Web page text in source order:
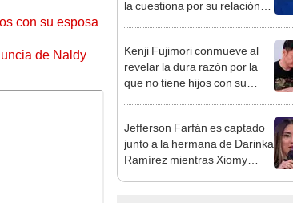
con su esposa
de Naldy
la cuestiona por su relación
Kenji Fujimori conmueve al
revelar la dura razón por la
que no tiene hijos con su
Jefferson Farfán es captado
junto a la hermana de Darinka
Ramírez mientras Xiomy